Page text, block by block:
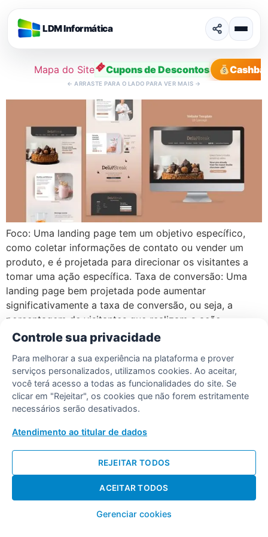
LDM Informática
Mapa do Site Cupons de Descontos
← ARRASTE PARA O LADO PARA VER MAIS →
conteúdo
Foco: Uma landing page tem um objetivo específico,
como coletar informações de contato ou vender um
produto, e é projetada para direcionar os visitantes a
tomar uma ação específica. Taxa de conversão: Uma
landing page bem projetada pode aumentar
significativamente a taxa de conversão, ou seja, a
porcentagem de visitantes que realizam a ação
desejada. […]
Desenvolvido por Diogo Soares
Controle sua privacidade
Para melhorar a sua experiência na plataforma e prover
serviços personalizados, utilizamos cookies. Ao aceitar,
você terá acesso a todas as funcionalidades do site. Se
clicar em "Rejeitar", os cookies que não forem estritamente
necessários serão desativados.
Atendimento ao titular de dados
Gerenciar cookies
REJEITAR TODOS
ACEITAR TODOS